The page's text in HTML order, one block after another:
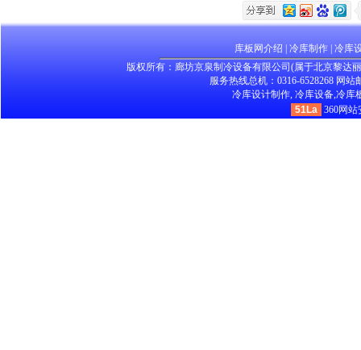
库板网介绍 冷库制作| 冷库
版权所有：廊坊京泉制冷设备有限公司(属于北京黎达
服务热线总机：0316-6528268 网站
冷库设计制作, 冷库设备,冷库
51La
360网站